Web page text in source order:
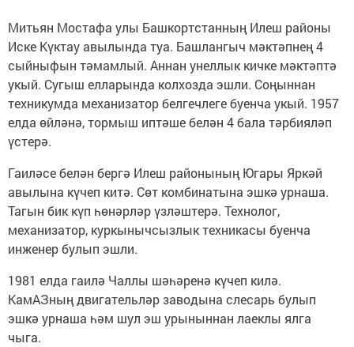
Митьян Мостафа улы Башкортстанның Илеш районы
Иске Күктау авылында туа. Башлангыч мәктәпнең 4
сыйныфын тәмамлый. Аннан унеллык кичке мәктәптә
укый. Сугыш елларында колхозда эшли. Соңыннан
техникумда механизатор белгечлеге буенча укый. 1957
елда өйләнә, тормыш иптәше белән 4 бала тәрбияләп
үстерә.
Гаиләсе белән бергә Илеш районының Югары Яркәй
авылына күчеп китә. Сөт комбинатына эшкә урнаша.
Тагын бик күп һөнәрләр үзләштерә. Технолог,
механизатор, куркынычсызлык техникасы буенча
инженер булып эшли.
1981 елда гаилә Чаллы шәһәренә күчеп килә.
КамАЗның двигательләр заводына слесарь булып
эшкә урнаша һәм шул эш урыныннан лаеклы ялга
чыга.